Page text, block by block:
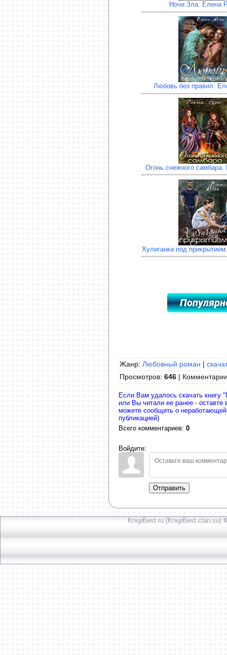
Ночи Зла. Елена
Любовь без правил.
Огонь снежного самбара.
Хулиганка под
Жанр: Любовный роман |
Просмотров: 646 |
Если Вам удалось скачать книгу
или Вы читали ее ранее -
можете сообщить о
публикацией)
Всего комментариев: 0
Войдите:
Отправить
KnigiBest.ru (KnigiBest.clan.su)